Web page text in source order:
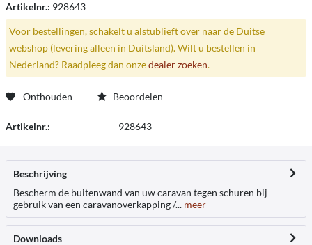
Artikelnr.: 928643
Voor bestellingen, schakelt u alstublieft over naar de Duitse
webshop (levering alleen in Duitsland). Wilt u bestellen in
Nederland? Raadpleeg dan onzedealer zoeken.
Onthouden Beoordelen
Artikelnr.: 928643
Beschrijving
Bescherm de buitenwand van uw caravan tegen schuren bij
gebruik van een caravanoverkapping /... meer
Downloads